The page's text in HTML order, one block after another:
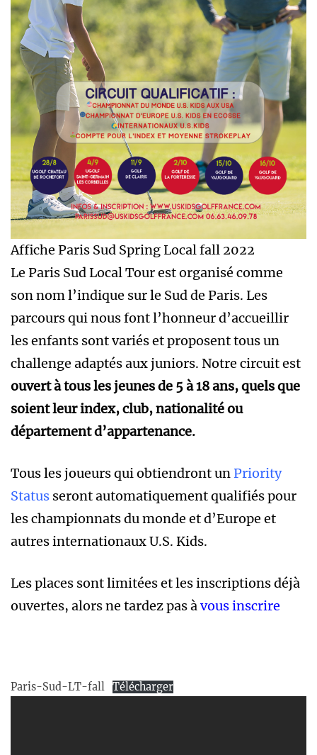
Affiche Paris Sud Spring Local fall 2022
Le Paris Sud Local Tour est organisé comme
son nom l’indique sur le Sud de Paris. Les
parcours qui nous font l’honneur d’accueillir
les enfants sont variés et proposent tous un
challenge adaptés aux juniors. Notre circuit est
ouvert à tous les jeunes de 5 à 18 ans, quels que
soient leur index, club, nationalité ou
département d’appartenance.
Tous les joueurs qui obtiendront unPriority
Status seront automatiquement qualifiés pour
les championnats du monde et d’Europe et
autres internationaux U.S. Kids.
Les places sont limitées et les inscriptions déjà
ouvertes, alors ne tardez pas àvous inscrire
Paris-Sud-LT-fall Télécharger